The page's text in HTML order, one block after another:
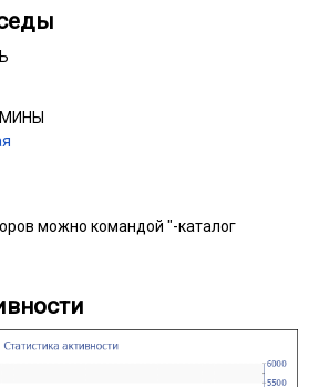
можно командой "-каталог